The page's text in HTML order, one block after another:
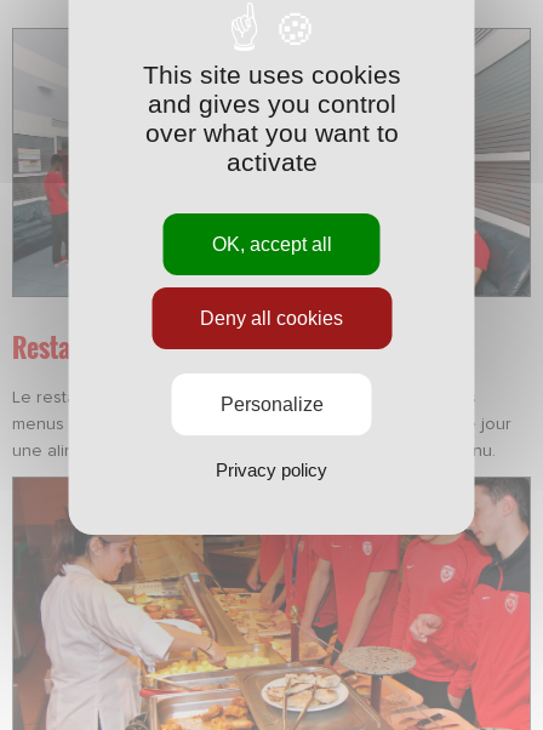
Restauration
Le restaurant se situe au rez-de-chaussée du bâtiment. Les
menus sont minutieusement étudiés pour proposer chaque jour
une alimentation variée et adaptée au rythme sportif soutenu.
This site uses cookies
and gives you control
over what you want to
activate
OK, accept all
Deny all cookies
Personalize
Privacy policy